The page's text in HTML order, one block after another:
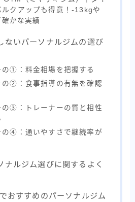
ルクアップも得意！-13kgや
かな実績
ないパーソナルジムの選び
の①：料金相場を把握する
の②：食事指導の有無を確認
の③：トレーナーの質と相性
の④：通いやすさで継続率が
ナルジム選びに関するよく
おすすめのパーソナルジム